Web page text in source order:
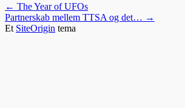
← The Year of UFOs
Partnerskab mellem TTSA og det… →
Et SiteOrigin tema